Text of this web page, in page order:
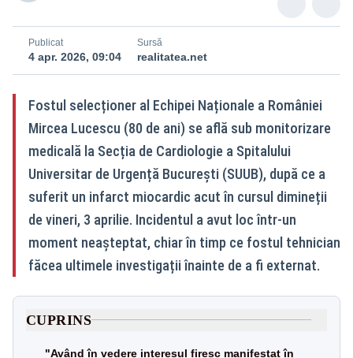
Publicat
4 apr. 2026, 09:04
Sursă
realitatea.net
Fostul selecționer al Echipei Naționale a României
Mircea Lucescu (80 de ani) se află sub monitorizare
medicală la Secția de Cardiologie a Spitalului
Universitar de Urgență București (SUUB), după ce a
suferit un infarct miocardic acut în cursul dimineții
de vineri, 3 aprilie. Incidentul a avut loc într-un
moment neașteptat, chiar în timp ce fostul tehnician
făcea ultimele investigații înainte de a fi externat.
CUPRINS
"Având în vedere interesul firesc manifestat în